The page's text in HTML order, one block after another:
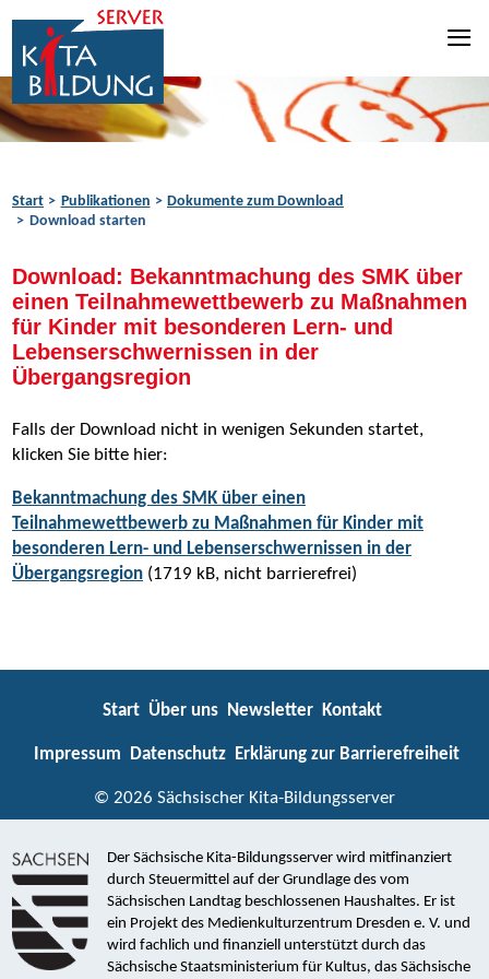
Zum Inhalt springen
Zur Navigation springen
Zum Fußbereich springen
Start Publikationen
Dokumente zum Download
Download starten
Download: Bekanntmachung des SMK über
einen Teilnahmewettbewerb zu Maßnahmen
für Kinder mit besonderen Lern- und
Lebenserschwernissen in der
Übergangsregion
Falls der Download nicht in wenigen Sekunden startet,
klicken Sie bitte hier:
Bekanntmachung des SMK über einen
Teilnahmewettbewerb zu Maßnahmen für Kinder mit
besonderen Lern- und Lebenserschwernissen in der
Übergangsregion (1719 kB, nicht barrierefrei)
Start Über uns Newsletter Kontakt
Impressum Datenschutz Erklärung zur Barrierefreiheit
© 2026 Sächsischer Kita-Bildungsserver
Der Sächsische Kita-Bildungsserver wird mitfinanziert
durch Steuermittel auf der Grundlage des vom
Sächsischen Landtag beschlossenen Haushaltes. Er ist
ein Projekt des Medienkulturzentrum Dresden e. V. und
wird fachlich und finanziell unterstützt durch das
Sächsische Staatsministerium für Kultus, das Sächsische